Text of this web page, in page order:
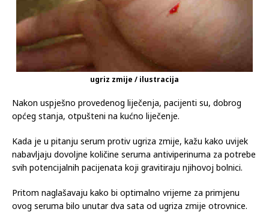
ugriz zmije / ilustracija
Nakon uspješno provedenog liječenja, pacijenti su, dobrog
općeg stanja, otpušteni na kućno liječenje.
Kada je u pitanju serum protiv ugriza zmije, kažu kako uvijek
nabavljaju dovoljne količine seruma antiviperinuma za potrebe
svih potencijalnih pacijenata koji gravitiraju njihovoj bolnici.
Pritom naglašavaju kako bi optimalno vrijeme za primjenu
ovog seruma bilo unutar dva sata od ugriza zmije otrovnice.